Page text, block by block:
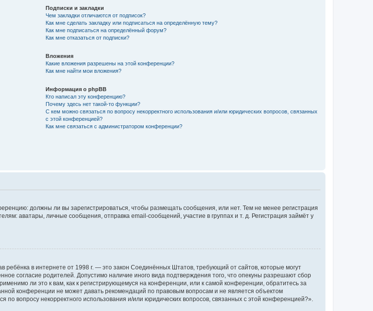
Подписки и закладки
Чем закладки отличаются от подписок?
Как мне сделать закладку или подписаться на определённую тему?
Как мне подписаться на определённый форум?
Как мне отказаться от подписки?
Вложения
Какие вложения разрешены на этой конференции?
Как мне найти мои вложения?
Информация о phpBB
Кто написал эту конференцию?
Почему здесь нет такой-то функции?
С кем можно связаться по вопросу некорректного использования и/или юридических вопросов, связанных
с этой конференцией?
Как мне связаться с администратором конференции?
должны ли вы зарегистрироваться, чтобы размещать сообщения, или нет. Тем не менее регистрация
аватары, личные сообщения, отправка email-сообщений, участие в группах и т. д. Регистрация займёт у
ребёнка в интернете от 1998 г. — это закон Соединённых Штатов, требующий от сайтов, которые могут
согласие родителей. Допустимо наличие иного вида подтверждения того, что опекуны разрешают сбор
ли это к вам, как к регистрирующемуся на конференции, или к самой конференции, обратитесь за
конференции не может давать рекомендаций по правовым вопросам и не является объектом
вопросу некорректного использования и/или юридических вопросов, связанных с этой конференцией?».